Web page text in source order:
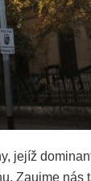
jejíž
Zaujme nás